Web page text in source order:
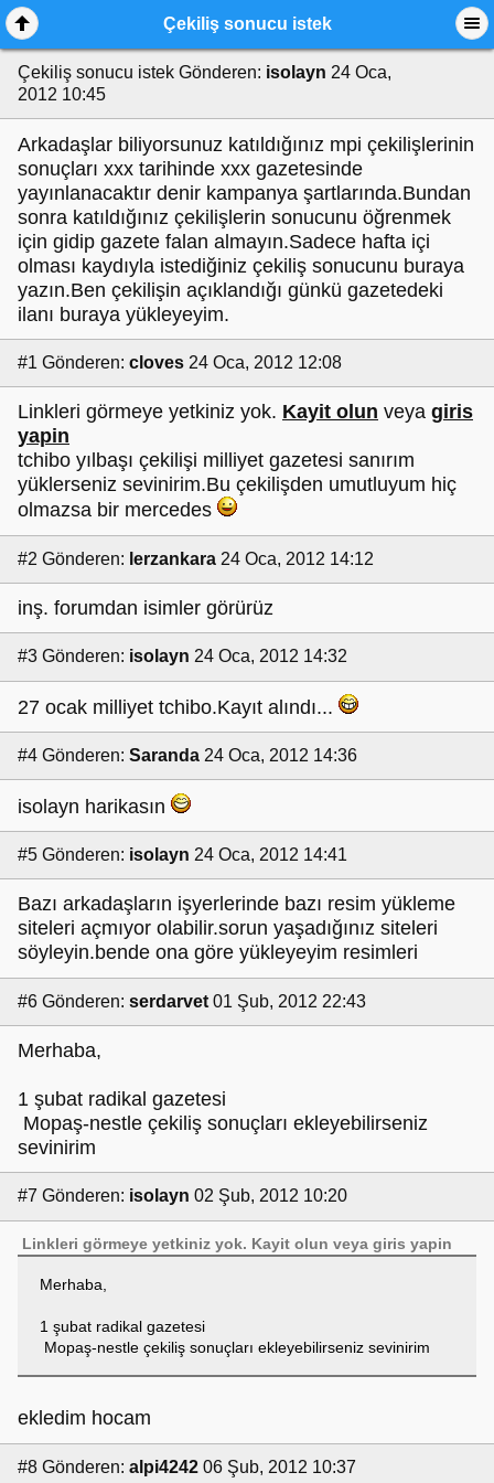
Çekiliş sonucu istek
Çekiliş sonucu istek Gönderen: isolayn 24 Oca,
2012 10:45
Arkadaşlar biliyorsunuz katıldığınız mpi çekilişlerinin
sonuçları xxx tarihinde xxx gazetesinde
yayınlanacaktır denir kampanya şartlarında.Bundan
sonra katıldığınız çekilişlerin sonucunu öğrenmek
için gidip gazete falan almayın.Sadece hafta içi
olması kaydıyla istediğiniz çekiliş sonucunu buraya
yazın.Ben çekilişin açıklandığı günkü gazetedeki
ilanı buraya yükleyeyim.
#1 Gönderen: cloves 24 Oca, 2012 12:08
Linkleri görmeye yetkiniz yok. Kayit olun veya giris
yapin
tchibo yılbaşı çekilişi milliyet gazetesi sanırım
yüklerseniz sevinirim.Bu çekilişden umutluyum hiç
olmazsa bir mercedes
#2 Gönderen: lerzankara 24 Oca, 2012 14:12
inş. forumdan isimler görürüz
#3 Gönderen: isolayn 24 Oca, 2012 14:32
27 ocak milliyet tchibo.Kayıt alındı...
#4 Gönderen: Saranda 24 Oca, 2012 14:36
isolayn harikasın
#5 Gönderen: isolayn 24 Oca, 2012 14:41
Bazı arkadaşların işyerlerinde bazı resim yükleme
siteleri açmıyor olabilir.sorun yaşadığınız siteleri
söyleyin.bende ona göre yükleyeyim resimleri
#6 Gönderen: serdarvet 01 Şub, 2012 22:43
Merhaba,
1 şubat radikal gazetesi
Mopaş-nestle çekiliş sonuçları ekleyebilirseniz
sevinirim
#7 Gönderen: isolayn 02 Şub, 2012 10:20
Linkleri görmeye yetkiniz yok. Kayit olun veyagiris yapin
Merhaba,
1 şubat radikal gazetesi
Mopaş-nestle çekiliş sonuçları ekleyebilirseniz sevinirim
ekledim hocam
#8 Gönderen: alpi4242 06 Şub, 2012 10:37